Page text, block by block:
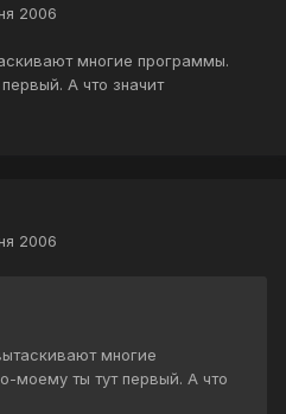
2006
многие программы.
А что значит
2006
многие
моему ты тут первый. А что